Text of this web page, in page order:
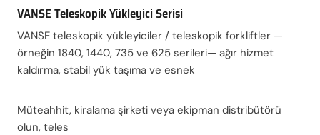
VANSE Teleskopik Yükleyici Serisi
VANSE teleskopik yükleyiciler / teleskopik forkliftler —
örneğin 1840, 1440, 735 ve 625 serileri— ağır hizmet
kaldırma, stabil yük taşıma ve esnek
Müteahhit, kiralama şirketi veya ekipman distribütörü
olun, teles